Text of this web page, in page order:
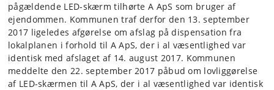
pågældende LED-skærm tilhørte A ApS som bruger af
ejendommen. Kommunen traf derfor den 13. september
2017 ligeledes afgørelse om afslag på dispensation fra
lokalplanen i forhold til A ApS, der i al væsentlighed var
identisk med afslaget af 14. august 2017. Kommunen
meddelte den 22. september 2017 påbud om lovliggørelse
af LED-skærmen til A ApS, der i al væsentlighed var identisk